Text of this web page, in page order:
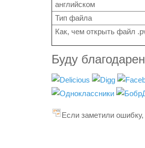
английском
Тип файла
Как, чем открыть файл
Буду
Если заметили